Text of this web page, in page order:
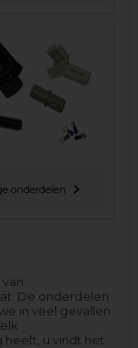
onderdelen
De onderdelen
in veel gevallen
u vindt het